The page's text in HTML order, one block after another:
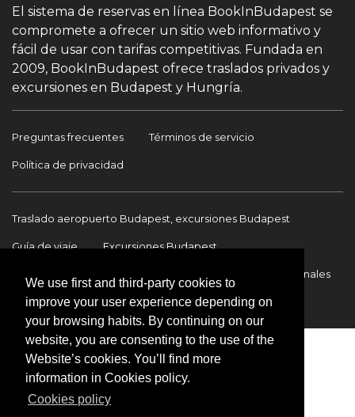
We use first and third-party cookies to
improve your user experience depending on
your browsing habits. By continuing on our
website, you are consenting to the use of the
Website’s cookies. You’ll find more
information in Cookies policy.
Cookies policy
El sistema de reservas en línea BookInBudapest se
compromete a ofrecer un sitio web informativo y
fácil de usar con tarifas competitivas. Fundada en
2009, BookInBudapest ofrece traslados privados y
excursiones en Budapest y Hungría.
Preguntas frecuentes Términos de servicio
Política de privacidad
Traslado aeropuerto Budapest, excursiones Budapest
Guía de viaje Excursiones Budapest
Traslados internacionales
Contacto